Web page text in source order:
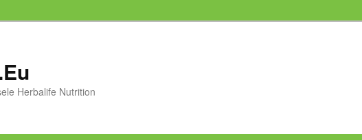
Herbalife Nutrition